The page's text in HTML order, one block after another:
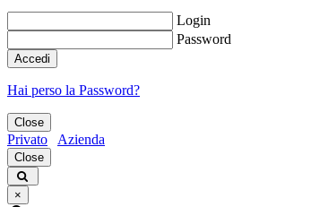
Login
Password
Accedi
Hai perso la Password?
Close
Privato Azienda
Close
×